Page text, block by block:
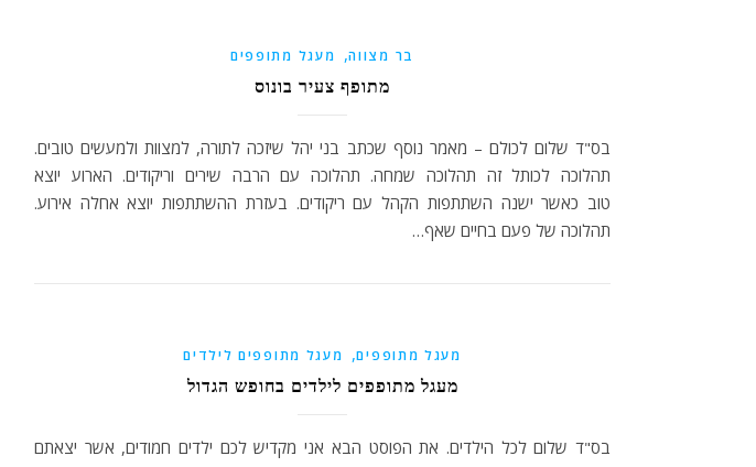
בר מצווה, מעגל מתופפים
מתופף צעיר בונוס
בס"ד שלום לכולם – מאמר נוסף שכתב בני יהל שיזכה לתורה, למצוות ולמעשים טובים.
תהלוכה לכותל זה תהלוכה שמחה. תהלוכה עם הרבה שירים וריקודים. הארוע יוצא
טוב כאשר ישנה השתתפות הקהל עם ריקודים. בעזרת ההשתתפות יוצא אחלה אירוע.
תהלוכה של פעם בחיים שאף…
מעגל מתופפים, מעגל מתופפים לילדים
מעגל מתופפים לילדים בחופש הגדול
בס"ד שלום לכל הילדים. את הפוסט הבא אני מקדיש לכם ילדים חמודים, אשר יצאתם